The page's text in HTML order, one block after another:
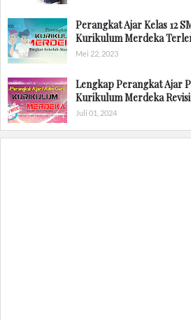
Perangkat Ajar Kelas 12
Kurikulum Merdeka
Mei 22, 2023
Lengkap Perangkat Ajar
Kurikulum Merdeka
Juli 01, 2024